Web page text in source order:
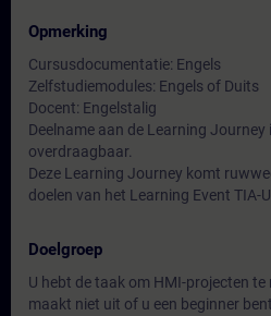
Opmerking
Cursusdocumentatie: Engels
Zelfstudiemodules: Engels of Duits
Docent: Engelstalig
Deelname aan de Learning Journey
overdraagbaar.
Deze Learning Journey komt
doelen van het Learning Event TIA-
Doelgroep
U hebt de taak om HMI-projecten
maakt niet uit of u een beginner